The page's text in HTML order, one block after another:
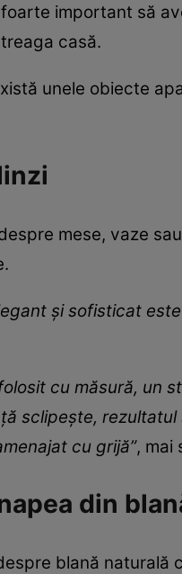
important să
casă.
unele obiecte
mese, vaze
și sofisticat
cu măsură, un
sclipește,
cu grijă”, mai
din
blană